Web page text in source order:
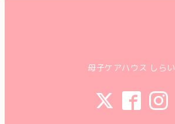
母子ケアハウス しらい